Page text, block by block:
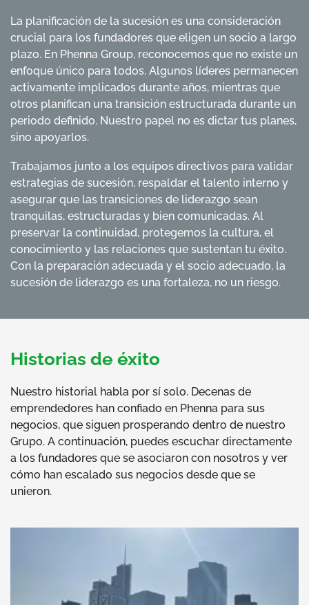
La planificación de la sucesión es una consideración
crucial para los fundadores que eligen un socio a largo
plazo. En Phenna Group, reconocemos que no existe un
enfoque único para todos. Algunos líderes permanecen
activamente implicados durante años, mientras que
otros planifican una transición estructurada durante un
periodo definido. Nuestro papel no es dictar tus planes,
sino apoyarlos.
Trabajamos junto a los equipos directivos para validar
estrategias de sucesión, respaldar el talento interno y
asegurar que las transiciones de liderazgo sean
tranquilas, estructuradas y bien comunicadas. Al
preservar la continuidad, protegemos la cultura, el
conocimiento y las relaciones que sustentan tu éxito.
Con la preparación adecuada y el socio adecuado, la
sucesión de liderazgo es una fortaleza, no un riesgo.
Historias de éxito
Nuestro historial habla por sí solo. Decenas de
emprendedores han confiado en Phenna para sus
negocios, que siguen prosperando dentro de nuestro
Grupo. A continuación, puedes escuchar directamente
a los fundadores que se asociaron con nosotros y ver
cómo han escalado sus negocios desde que se
unieron.